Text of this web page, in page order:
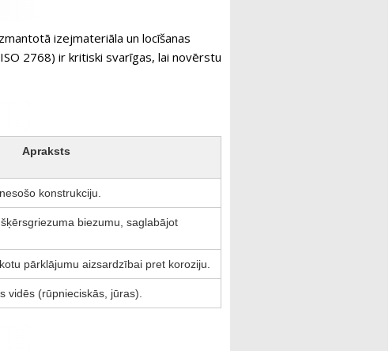
izejmateriāla un locīšanas
2768) ir kritiski svarīgas, lai novērstu
Apraksts
konstrukciju.
biezumu, saglabājot
pārklājumu aizsardzībai pret koroziju.
vidēs (rūpnieciskās, jūras).